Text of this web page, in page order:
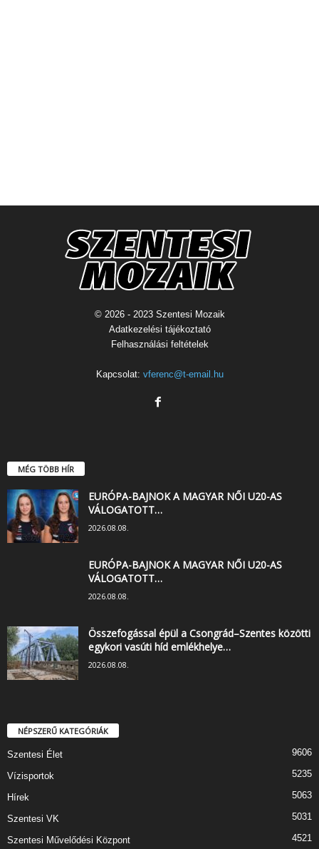
© 2026 - 2023 Szentesi Mozaik
Adatkezelési tájékoztató
Felhasználási feltételek
Kapcsolat: vferenc@t-email.hu
MÉG TÖBB HÍR
EURÓPA-BAJNOK A MAGYAR NŐI U20-AS
VÁLOGATOTT…
2026.08.08.
EURÓPA-BAJNOK A MAGYAR NŐI U20-AS
VÁLOGATOTT…
2026.08.08.
Összefogással épül a Csongrád–Szentes közötti
egykori vasúti híd emlékhelye…
2026.08.08.
NÉPSZERŰ KATEGÓRIÁK
Szentesi Élet 9606
Vízisportok 5235
Hírek 5063
Szentesi VK 5031
Szentesi Művelődési Központ 4521